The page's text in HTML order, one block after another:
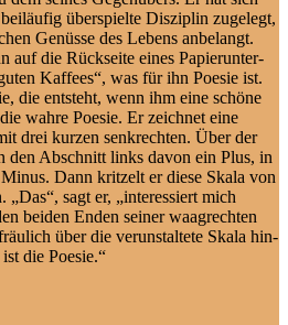
über­spiel­te Dis­zi­plin zu­ge­legt,
Ge­nüs­se des Le­bens an­be­langt.
auf die Rück­sei­te ei­nes Pa­pier­un­ter­
Kaf­fees“, was für ihn Poe­sie ist.
die ent­steht, wenn ihm ei­ne schö­ne
wah­re Poe­sie. Er zeich­net ei­ne
drei kur­zen senk­rech­ten. Über der
den Ab­schnitt links da­von ein Plus, in
Dann krit­zelt er die­se Ska­la von
sagt er, „in­ter­es­siert mich
bei­den En­den sei­ner waag­rech­ten
über die verun­staltete Ska­la hin­
die Poesie.“